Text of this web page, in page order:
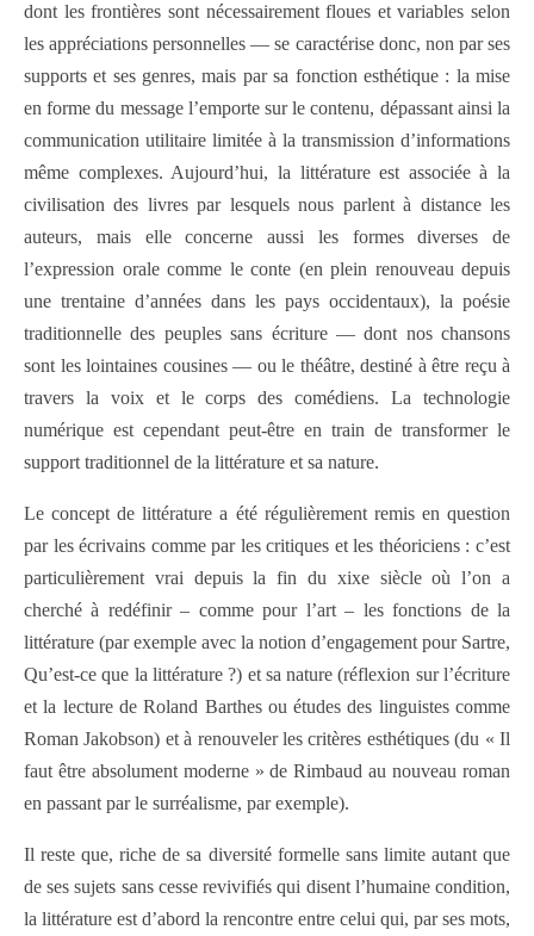
dont les frontières sont nécessairement floues et variables selon
les appréciations personnelles — se caractérise donc, non par ses
supports et ses genres, mais par sa fonction esthétique : la mise
en forme du message l’emporte sur le contenu, dépassant ainsi la
communication utilitaire limitée à la transmission d’informations
même complexes. Aujourd’hui, la littérature est associée à la
civilisation des livres par lesquels nous parlent à distance les
auteurs, mais elle concerne aussi les formes diverses de
l’expression orale comme le conte (en plein renouveau depuis
une trentaine d’années dans les pays occidentaux), la poésie
traditionnelle des peuples sans écriture — dont nos chansons
sont les lointaines cousines — ou le théâtre, destiné à être reçu à
travers la voix et le corps des comédiens. La technologie
numérique est cependant peut-être en train de transformer le
support traditionnel de la littérature et sa nature.
Le concept de littérature a été régulièrement remis en question
par les écrivains comme par les critiques et les théoriciens : c’est
particulièrement vrai depuis la fin du xixe siècle où l’on a
cherché à redéfinir – comme pour l’art – les fonctions de la
littérature (par exemple avec la notion d’engagement pour Sartre,
Qu’est-ce que la littérature ?) et sa nature (réflexion sur l’écriture
et la lecture de Roland Barthes ou études des linguistes comme
Roman Jakobson) et à renouveler les critères esthétiques (du « Il
faut être absolument moderne » de Rimbaud au nouveau roman
en passant par le surréalisme, par exemple).
Il reste que, riche de sa diversité formelle sans limite autant que
de ses sujets sans cesse revivifiés qui disent l’humaine condition,
la littérature est d’abord la rencontre entre celui qui, par ses mots,